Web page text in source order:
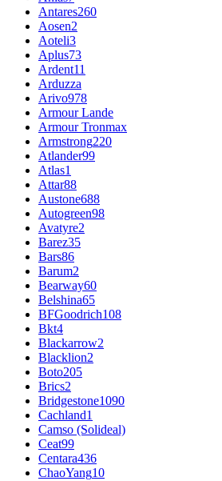
Antares260
Aosen2
Aoteli3
Aplus73
Ardent11
Arduzza
Arivo978
Armour Lande
Armour Tronmax
Armstrong220
Atlander99
Atlas1
Attar88
Austone688
Autogreen98
Avatyre2
Barez35
Bars86
Barum2
Bearway60
Belshina65
BFGoodrich108
Bkt4
Blackarrow2
Blacklion2
Boto205
Brics2
Bridgestone1090
Cachland1
Camso (Solideal)
Ceat99
Centara436
ChaoYang10